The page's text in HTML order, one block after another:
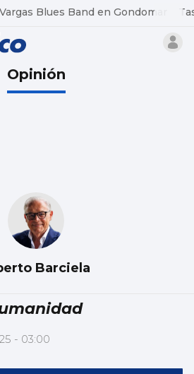
Blues Band en Gondomar
Opinión
Barciela
- 03:00